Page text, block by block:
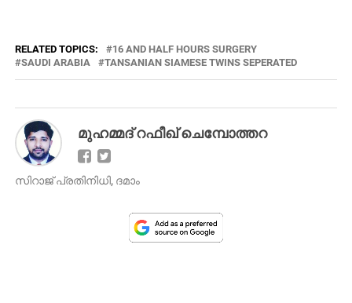
RELATED TOPICS:
16 AND HALF HOURS SURGERY
SAUDI ARABIA
TANSANIAN SIAMESE TWINS SEPERATED
മുഹമ്മദ് റഫീഖ് ചെമ്പോത്തറ
സിറാജ് പ്രതിനിധി, ദമാം